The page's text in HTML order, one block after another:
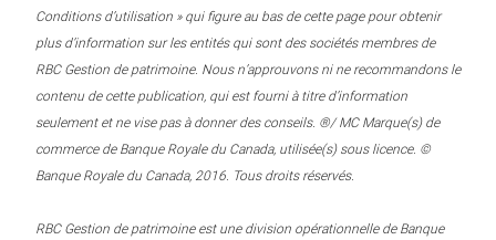
Conditions d’utilisation » qui figure au bas de cette page pour obtenir
plus d’information sur les entités qui sont des sociétés membres de
RBC Gestion de patrimoine. Nous n’approuvons ni ne recommandons le
contenu de cette publication, qui est fourni à titre d’information
seulement et ne vise pas à donner des conseils. ®/ MC Marque(s) de
commerce de Banque Royale du Canada, utilisée(s) sous licence. ©
Banque Royale du Canada, 2016. Tous droits réservés.
RBC Gestion de patrimoine est une division opérationnelle de Banque